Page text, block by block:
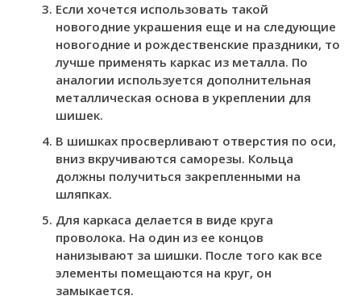
Если хочется использовать такой
новогодние украшения еще и на следующие
новогодние и рождественские праздники, то
лучше применять каркас из металла. По
аналогии используется дополнительная
металлическая основа в укреплении для
шишек.
В шишках просверливают отверстия по оси,
вниз вкручиваются саморезы. Кольца
должны получиться закрепленными на
шляпках.
Для каркаса делается в виде круга
проволока. На один из ее концов
нанизывают за шишки. После того как все
элементы помещаются на круг, он
замыкается.